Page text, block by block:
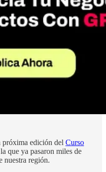
próxima edición del Curso
que ya pasaron miles de
nuestra región.